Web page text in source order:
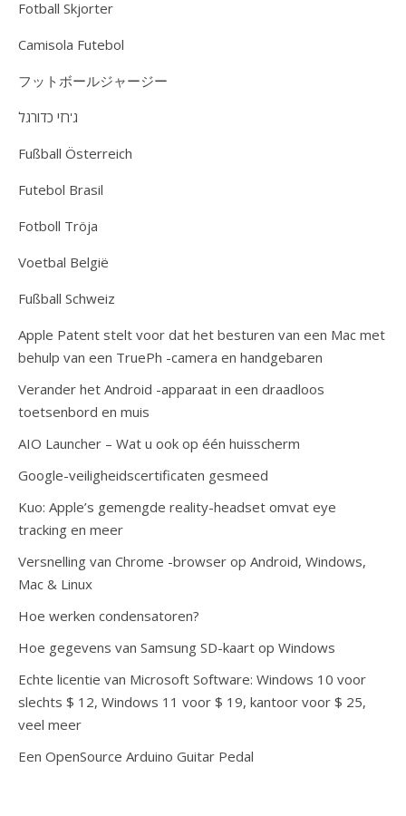
Fotball Skjorter
Camisola Futebol
フットボールジャージー
ג'רזי כדורגל
Fußball Österreich
Futebol Brasil
Fotboll Tröja
Voetbal België
Fußball Schweiz
Apple Patent stelt voor dat het besturen van een Mac met
behulp van een TruePh -camera en handgebaren
Verander het Android -apparaat in een draadloos
toetsenbord en muis
AIO Launcher – Wat u ook op één huisscherm
Google-veiligheidscertificaten gesmeed
Kuo: Apple’s gemengde reality-headset omvat eye
tracking en meer
Versnelling van Chrome -browser op Android, Windows,
Mac & Linux
Hoe werken condensatoren?
Hoe gegevens van Samsung SD-kaart op Windows
Echte licentie van Microsoft Software: Windows 10 voor
slechts $ 12, Windows 11 voor $ 19, kantoor voor $ 25,
veel meer
Een OpenSource Arduino Guitar Pedal